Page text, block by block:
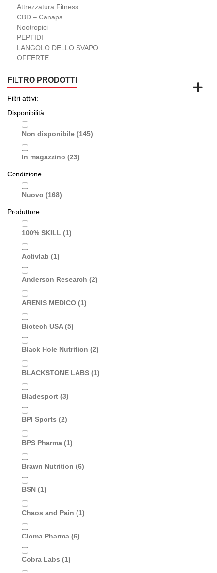
Attrezzatura Fitness
CBD – Canapa
Nootropici
PEPTIDI
LANGOLO DELLO SVAPO
OFFERTE
FILTRO PRODOTTI
Filtri attivi:
Disponibilità
Non disponibile (145)
In magazzino (23)
Condizione
Nuovo (168)
Produttore
100% SKILL (1)
Activlab (1)
Anderson Research (2)
ARENIS MEDICO (1)
Biotech USA(5)
Black Hole Nutrition (2)
BLACKSTONE LABS (1)
Bladesport (3)
BPI Sports (2)
BPS Pharma (1)
Brawn Nutrition (6)
BSN (1)
Chaos and Pain (1)
Cloma Pharma (6)
Cobra Labs (1)